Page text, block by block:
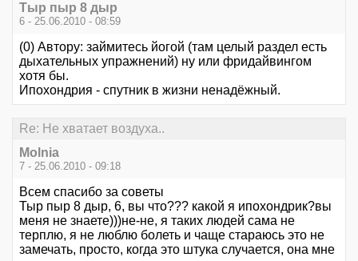
Тыр пыр 8 дыр
6 - 25.06.2010 - 08:59
(0) Автору: займитесь йогой (там целый раздел есть
дыхательных упражнений) ну или фридайвингом
хотя бы.
Ипохондрия - спутник в жизни ненадёжный.
Re: Не хватает воздуха..
Molnia
7 - 25.06.2010 - 09:18
Всем спасибо за советы
Тыр пыр 8 дыр, 6, вы что??? какой я ипохондрик?вы
меня не знаете)))не-не, я таких людей сама не
терплю, я не люблю болеть и чаще стараюсь это не
замечать, просто, когда это штука случается, она мне